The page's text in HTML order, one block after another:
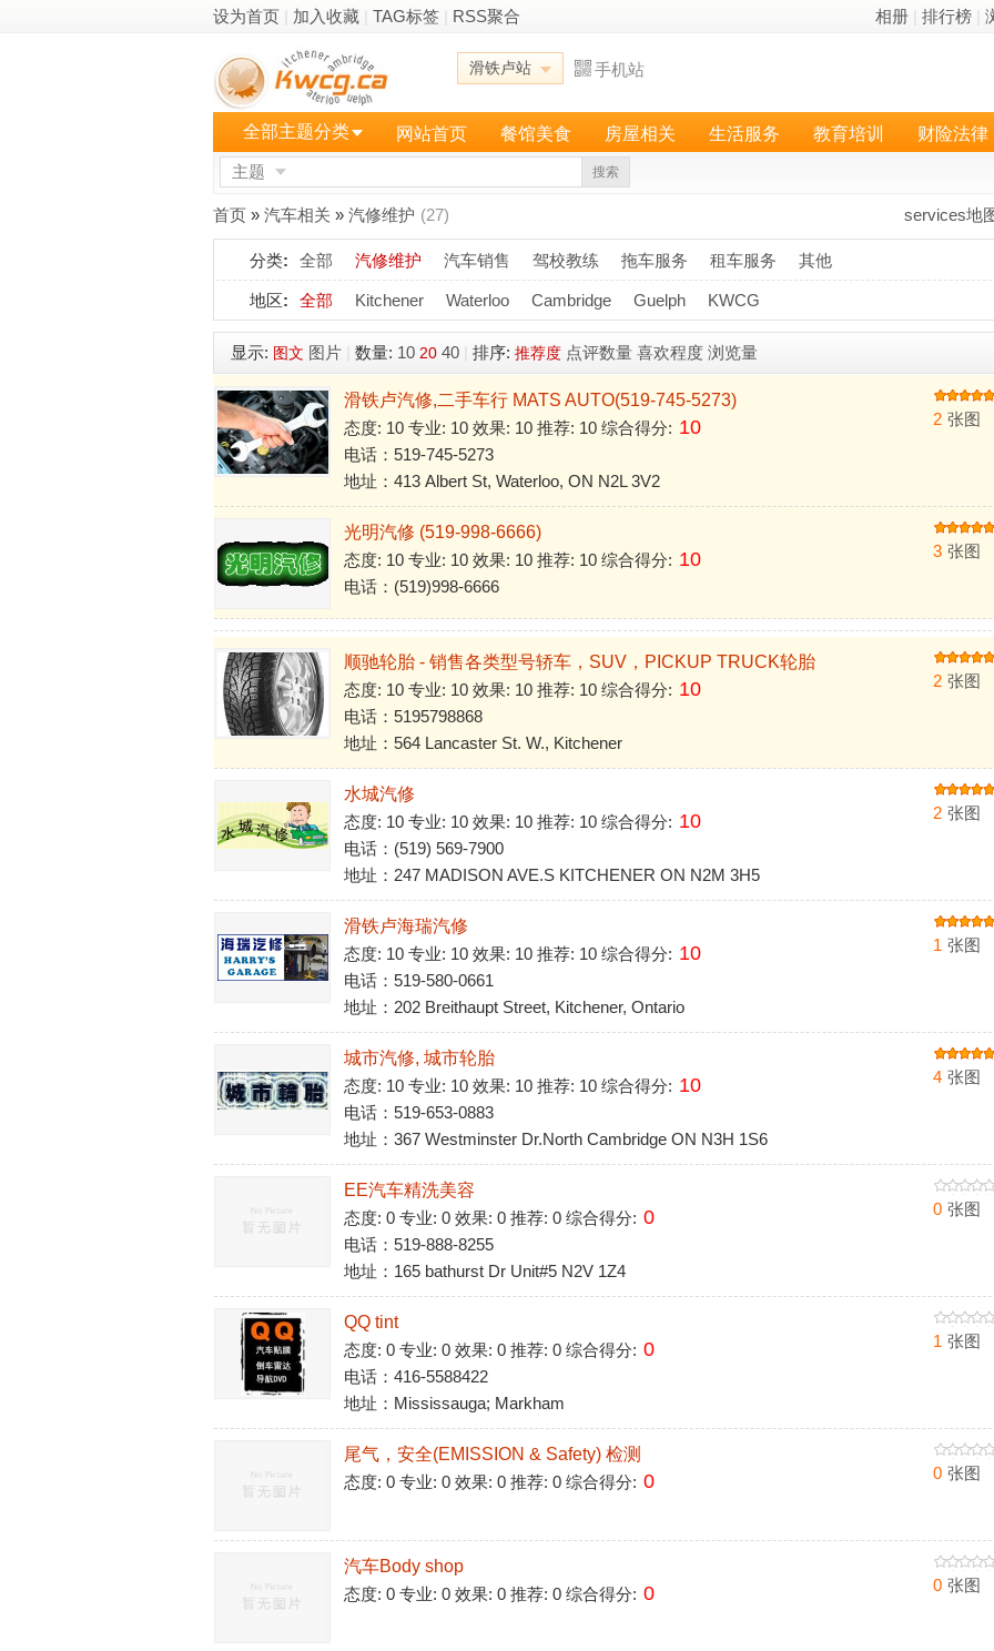
设为首页 加入收藏 TAG标签 RSS聚合 相册 排行榜
滑铁卢站 手机站
全部主题分类 网站首页 餐馆美食 房屋相关 生活服务 教育培训 财险法律
主题 搜索
services地
首页 » 汽车相关 » 汽修维护 (27)
分类: 全部 汽修维护 汽车销售 驾校教练 拖车服务 租车服务 其他
地区: 全部 Kitchener Waterloo Cambridge Guelph KWCG
显示: 图文 图片 数量: 10 20 40 排序: 推荐度 点评数量 喜欢程度 浏览量
滑铁卢汽修,二手车行 MATS AUTO(519-745-5273)
态度: 10 专业: 10 效果: 10 推荐: 10 综合得分: 10
电话：519-745-5273
地址：413 Albert St, Waterloo, ON N2L 3V2
2 张图
光明汽修 (519-998-6666)
态度: 10 专业: 10 效果: 10 推荐: 10 综合得分: 10
电话：(519)998-6666
3 张图
顺驰轮胎 - 销售各类型号轿车，SUV，PICKUP TRUCK轮胎
态度: 10 专业: 10 效果: 10 推荐: 10 综合得分: 10
电话：5195798868
地址：564 Lancaster St. W., Kitchener
2 张图
水城汽修
态度: 10 专业: 10 效果: 10 推荐: 10 综合得分: 10
电话：(519) 569-7900
地址：247 MADISON AVE.S KITCHENER ON N2M 3H5
2 张图
滑铁卢海瑞汽修
态度: 10 专业: 10 效果: 10 推荐: 10 综合得分: 10
电话：519-580-0661
地址：202 Breithaupt Street, Kitchener, Ontario
1 张图
城市汽修, 城市轮胎
态度: 10 专业: 10 效果: 10 推荐: 10 综合得分: 10
电话：519-653-0883
地址：367 Westminster Dr.North Cambridge ON N3H 1S6
4 张图
EE汽车精洗美容
态度: 0 专业: 0 效果: 0 推荐: 0 综合得分: 0
电话：519-888-8255
地址：165 bathurst Dr Unit#5 N2V 1Z4
0 张图
QQ tint
态度: 0 专业: 0 效果: 0 推荐: 0 综合得分: 0
电话：416-5588422
地址：Mississauga; Markham
1 张图
尾气，安全(EMISSION & Safety) 检测
态度: 0 专业: 0 效果: 0 推荐: 0 综合得分: 0
0 张图
汽车Body shop
态度: 0 专业: 0 效果: 0 推荐: 0 综合得分: 0
0 张图